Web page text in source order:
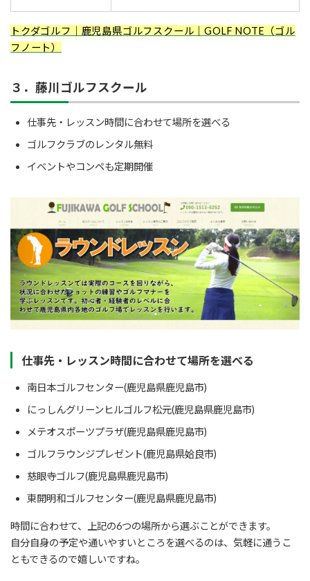
トクダゴルフ｜鹿児島県ゴルフスクール｜GOLF NOTE（ゴル
フノート）
３．藤川ゴルフスクール
仕事先・レッスン時間に合わせて場所を選べる
ゴルフクラブのレンタル無料
イベントやコンペも定期開催
仕事先・レッスン時間に合わせて場所を選べる
南日本ゴルフセンター(鹿児島県鹿児島市)
にっしんグリーンヒルゴルフ松元(鹿児島県鹿児島市)
メテオスポーツプラザ(鹿児島県鹿児島市)
ゴルフラウンジプレゼント(鹿児島県姶良市)
慈眼寺ゴルフ(鹿児島県鹿児島市)
東開明和ゴルフセンター(鹿児島県鹿児島市)
時間に合わせて、上記の6つの場所から選ぶことができます。
自分自身の予定や通いやすいところを選べるのは、気軽に通うこ
ともできるので嬉しいですね。